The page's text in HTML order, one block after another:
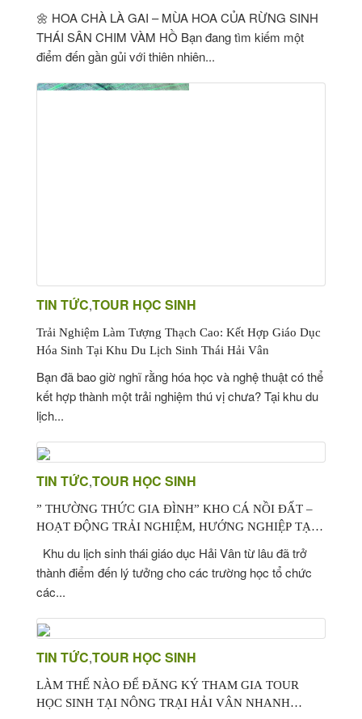
🌼 HOA CHÀ LÀ GAI – MÙA HOA CỦA RỪNG SINH
THÁI SÂN CHIM VÀM HỒ Bạn đang tìm kiếm một
điểm đến gần gủi với thiên nhiên...
TIN TỨC,TOUR HỌC SINH
Trải Nghiệm Làm Tượng Thạch Cao: Kết Hợp Giáo Dục
Hóa Sinh Tại Khu Du Lịch Sinh Thái Hải Vân
Bạn đã bao giờ nghĩ rằng hóa học và nghệ thuật có thể
kết hợp thành một trải nghiệm thú vị chưa? Tại khu du
lịch...
TIN TỨC,TOUR HỌC SINH
” THƯỜNG THỨC GIA ĐÌNH” KHO CÁ NỒI ĐẤT –
HOẠT ĐỘNG TRẢI NGHIỆM, HƯỚNG NGHIỆP TẠI
HẢI VÂN SÂN CHIM VÀM HỒ, BA TRI BẾN TRE
Khu du lịch sinh thái giáo dục Hải Vân từ lâu đã trở
thành điểm đến lý tưởng cho các trường học tổ chức
các...
TIN TỨC,TOUR HỌC SINH
LÀM THẾ NÀO ĐỂ ĐĂNG KÝ THAM GIA TOUR
HỌC SINH TẠI NÔNG TRẠI HẢI VÂN NHANH